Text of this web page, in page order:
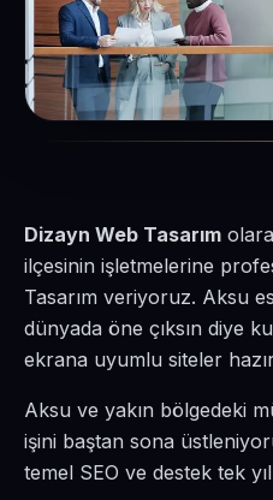
Dizayn Web Tasarım
ilçesinin işletmelerine
Tasarım veriyoruz. Aksu
dünyada öne çıksın diye
ekrana uyumlu siteler
Aksu ve yakın bölgedeki
işini baştan sona
temel SEO ve destek tek